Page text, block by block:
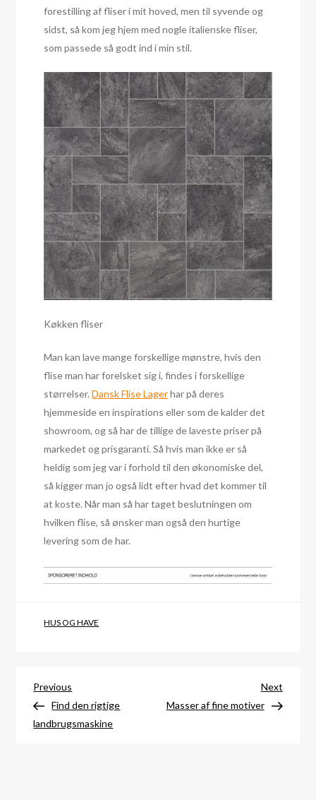
forestilling af fliser i mit hoved, men til syvende og
sidst, så kom jeg hjem med nogle italienske fliser,
som passede så godt ind i min stil.
Køkken fliser
Man kan lave mange forskellige mønstre, hvis den
flise man har forelsket sig i, findes i forskellige
størrelser.Dansk Flise Lagerhar på deres
hjemmeside en inspirations eller som de kalder det
showroom, og så har de tillige de laveste priser på
markedet og prisgaranti. Så hvis man ikke er så
heldig som jeg var i forhold til den økonomiske del,
så kigger man jo også lidt efter hvad det kommer til
at koste. Når man så har taget beslutningen om
hvilken flise, så ønsker man også den hurtige
levering som de har.
HUS OG HAVE
Indlægsnavigation
Previous
Post
Previous
Find den rigtige
landbrugsmaskine
Next
Post
Next
Masser af fine motiver